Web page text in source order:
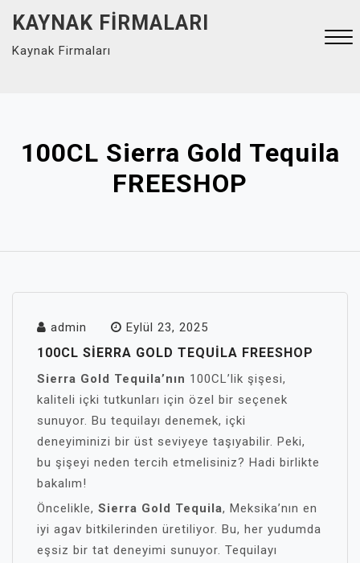
content
KAYNAK FIRMALARI
Kaynak Firmaları
100CL Sierra Gold Tequila
FREESHOP
admin Eylül 23, 2025
100CL SIERRA GOLD TEQUILA FREESHOP
Sierra Gold Tequila’nın 100CL’lik şişesi,
kaliteli içki tutkunları için özel bir seçenek
sunuyor. Bu tequilayı denemek, içki
deneyiminizi bir üst seviyeye taşıyabilir. Peki,
bu şişeyi neden tercih etmelisiniz? Hadi birlikte
bakalım!
Öncelikle, Sierra Gold Tequila, Meksika’nın en
iyi agav bitkilerinden üretiliyor. Bu, her yudumda
eşsiz bir tat deneyimi sunuyor. Tequilayı